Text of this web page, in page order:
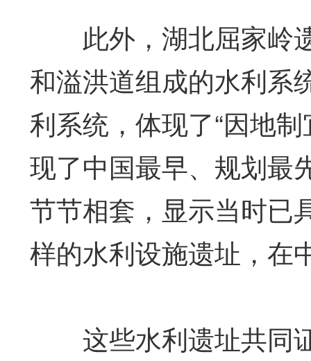
此外，湖北屈家岭
和溢洪道组成的水利系
利系统，体现了“因地
现了中国最早、规划最
节节相套，显示当时已
样的水利设施遗址，在
这些水利遗址共同